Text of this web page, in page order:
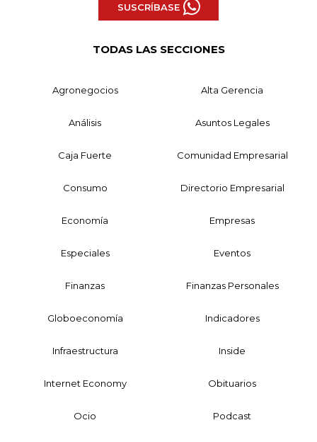
SUSCRÍBASE
TODAS LAS SECCIONES
Agronegocios Alta Gerencia
Análisis Asuntos Legales
Caja Fuerte Comunidad Empresarial
Consumo Directorio Empresarial
Economía Empresas
Especiales Eventos
Finanzas Finanzas Personales
Globoeconomía Indicadores
Infraestructura Inside
Internet Economy Obituarios
Ocio Podcast